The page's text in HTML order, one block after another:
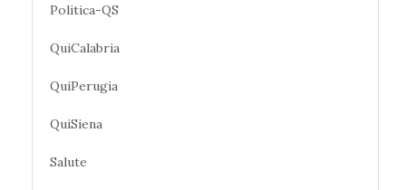
Politica-QS
QuiCalabria
QuiPerugia
QuiSiena
Salute